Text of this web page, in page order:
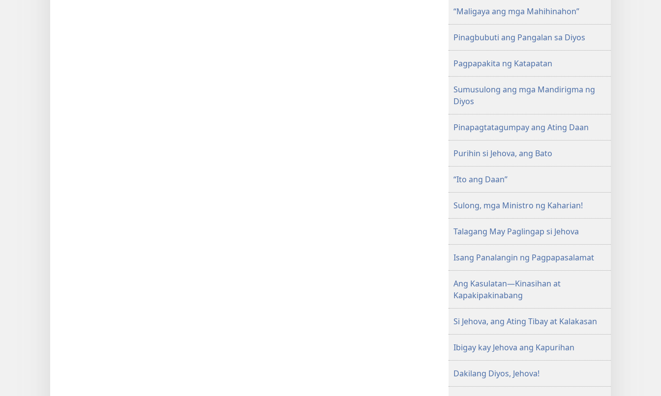
“Maligaya ang mga Mahihinahon”
Pinagbubuti ang Pangalan sa Diyos
Pagpapakita ng Katapatan
Sumusulong ang mga Mandirigma ng
Diyos
Pinapagtatagumpay ang Ating Daan
Purihin si Jehova, ang Bato
“Ito ang Daan”
Sulong, mga Ministro ng Kaharian!
Talagang May Paglingap si Jehova
Isang Panalangin ng Pagpapasalamat
Ang Kasulatan—Kinasihan at
Kapakipakinabang
Si Jehova, ang Ating Tibay at Kalakasan
Ibigay kay Jehova ang Kapurihan
Dakilang Diyos, Jehova!